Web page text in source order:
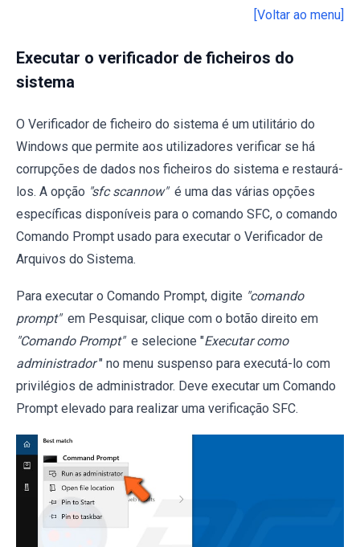
[Voltar ao menu]
Executar o verificador de ficheiros do
sistema
O Verificador de ficheiro do sistema é um utilitário do
Windows que permite aos utilizadores verificar se há
corrupções de dados nos ficheiros do sistema e restaurá-
los. A opção "sfc scannow" é uma das várias opções
específicas disponíveis para o comando SFC, o comando
Comando Prompt usado para executar o Verificador de
Arquivos do Sistema.
Para executar o Comando Prompt, digite "comando
prompt" em Pesquisar, clique com o botão direito em
"Comando Prompt" e selecione "Executar como
administrador " no menu suspenso para executá-lo com
privilégios de administrador. Deve executar um Comando
Prompt elevado para realizar uma verificação SFC.